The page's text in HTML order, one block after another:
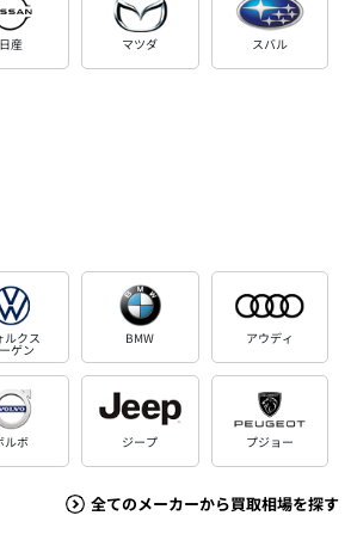
日産 マツダ スバル
ルクス
ゲン
BMW アウディ
ルボ ジープ プジョー
全てのメーカーから買取相場を探す